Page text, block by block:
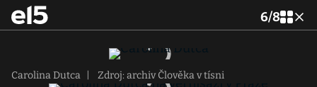
6/8
Carolina Dutca Zdroj: archiv Člověka v tísni